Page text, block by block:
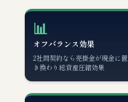
📊
オフバランス効果
2社間契約なら売掛金が現金に置
き換わり総資産圧縮効果